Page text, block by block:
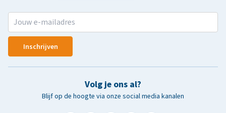
Inschrijven
Volg je ons al?
Blijf op de hoogte via onze social media kanalen